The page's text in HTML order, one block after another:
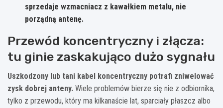
sprzedaje wzmacniacz z kawałkiem metalu, nie
porządną antenę.
Przewód koncentryczny i złącza:
tu ginie zaskakująco dużo sygnału
Uszkodzony lub tani kabel koncentryczny potrafi zniwelować
zysk dobrej anteny. Wiele problemów bierze się nie z odbiornika,
tylko z przewodu, który ma kilkanaście lat, sparciały płaszcz albo